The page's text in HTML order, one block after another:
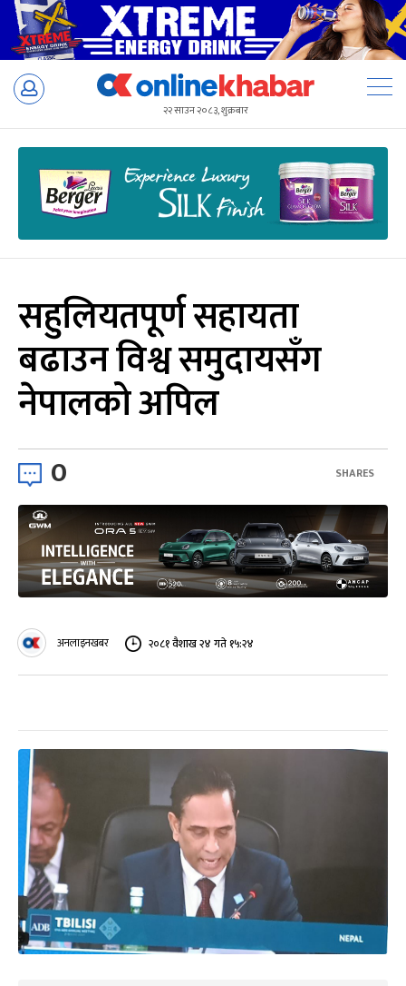
Skip
२२ साउन २०८३, शुक्रबार
सहुलियतपूर्ण सहायता
बढाउन विश्व समुदायसँग
नेपालको अपिल
0 SHARES
अनलाइनखबर २०८१ वैशाख २४ गते १५:२४